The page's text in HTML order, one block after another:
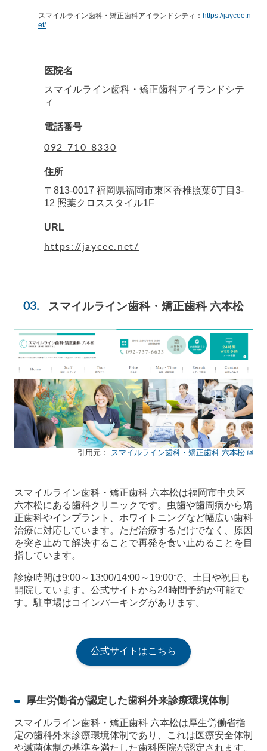
スマイルライン歯科・矯正歯科アイランドシティ： https://jaycee.n
et/
医院名
スマイルライン歯科・矯正歯科アイランドシテ
ィ
電話番号
092-710-8330
住所
〒813-0017 福岡県福岡市東区香椎照葉6丁目3-
12 照葉クロススタイル1F
URL
https://jaycee.net/
スマイルライン歯科・矯正歯科 六本松
引用元： スマイルライン歯科・矯正歯科 六本松
スマイルライン歯科・矯正歯科 六本松は福岡市中央区
六本松にある歯科クリニックです。虫歯や歯周病から矯
正歯科やインプラント、ホワイトニングなど幅広い歯科
治療に対応しています。ただ治療するだけでなく、原因
を突き止めて解決することで再発を食い止めることを目
指しています。
診療時間は9:00～13:00/14:00～19:00で、土日や祝日も
開院しています。公式サイトから24時間予約が可能で
す。駐車場はコインパーキングがあります。
公式サイトはこちら
厚生労働省が認定した歯科外来診療環境体制
スマイルライン歯科・矯正歯科 六本松は厚生労働省指
定の歯科外来診療環境体制であり、これは医療安全体制
や滅菌体制の基準を満たした歯科医院が認定されます。